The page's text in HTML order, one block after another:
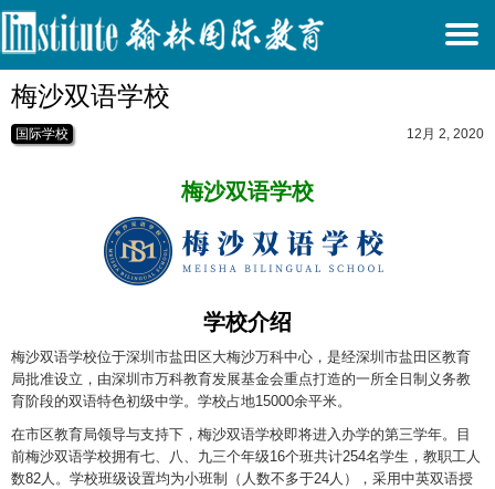
梅沙双语学校
国际学校 12月 2, 2020
梅沙双语学校
学校介绍
梅沙双语学校位于深圳市盐田区大梅沙万科中心，是经深圳市盐田区教育
局批准设立，由深圳市万科教育发展基金会重点打造的一所全日制义务教
育阶段的双语特色初级中学。学校占地15000余平米。
在市区教育局领导与支持下，梅沙双语学校即将进入办学的第三学年。目
前梅沙双语学校拥有七、八、九三个年级16个班共计254名学生，教职工人
数82人。学校班级设置均为小班制（人数不多于24人），采用中英双语授